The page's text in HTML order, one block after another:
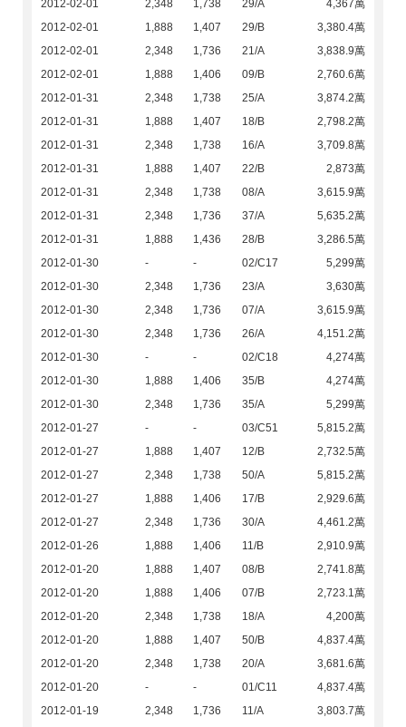
2012-02-01 2,348 1,738 29/A
4,367萬
2012-02-01
1,888 1,407 29/B
3,380.4萬
2012-02-01
2,348 1,736 21/A
3,838.9萬
2012-02-01
1,888 1,406 09/B
2,760.6萬
2012-01-31
2,348 1,738 25/A
3,874.2萬
2012-01-31
1,888 1,407 18/B
2,798.2萬
2012-01-31
2,348 1,738 16/A
3,709.8萬
2012-01-31
1,888 1,407 22/B
2,873萬
2012-01-31
2,348 1,738 08/A
3,615.9萬
2012-01-31
2,348 1,736 37/A
5,635.2萬
2012-01-31
1,888 1,436 28/B
3,286.5萬
2012-01-30
- - 02/C17
5,299萬
2012-01-30
2,348 1,736 23/A
3,630萬
2012-01-30
2,348 1,736 07/A
3,615.9萬
2012-01-30
2,348 1,736 26/A
4,151.2萬
2012-01-30
- - 02/C18
4,274萬
2012-01-30
1,888 1,406 35/B
4,274萬
2012-01-30
2,348 1,736 35/A
5,299萬
2012-01-27
- - 03/C51
5,815.2萬
2012-01-27
1,888 1,407 12/B
2,732.5萬
2012-01-27
2,348 1,738 50/A
5,815.2萬
2012-01-27
1,888 1,406 17/B
2,929.6萬
2012-01-27
2,348 1,736 30/A
4,461.2萬
2012-01-26
1,888 1,406 11/B
2,910.9萬
2012-01-20
1,888 1,407 08/B
2,741.8萬
2012-01-20
1,888 1,406 07/B
2,723.1萬
2012-01-20
2,348 1,738 18/A
4,200萬
2012-01-20
1,888 1,407 50/B
4,837.4萬
2012-01-20
2,348 1,738 20/A
3,681.6萬
2012-01-20
- - 01/C11
4,837.4萬
2012-01-19
2,348 1,736 11/A
3,803.7萬